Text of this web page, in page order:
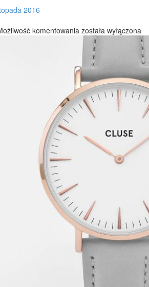
2016
komentowania Casio
G-
Shock
została wyłączona